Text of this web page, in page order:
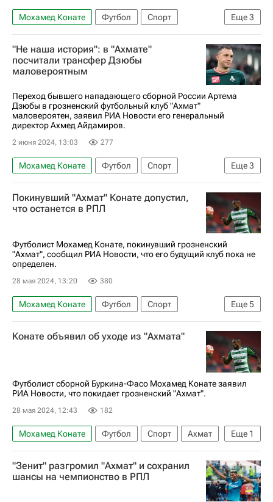
Антон Шунин
Маринато Гилерме
РПЛ 2026-2027 (Чемпионат России по футболу)
Трансферы в РПЛ
Еще3
Мохамед Конате Футбол
Спорт
Россия
Дмитрий Селюк Ахмат
"Не наша история": в "Ахмате"
посчитали трансфер Дзюбы
маловероятным
Переход бывшего нападающего сборной России Артема
Дзюбы в грозненский футбольный клуб "Ахмат"
маловероятен, заявил РИА Новости его генеральный
директор Ахмед Айдамиров.
2 июня 2024, 13:03 277
Еще3
Мохамед Конате Футбол
Спорт
Артём Дзюба
Ахмат Локомотив (Москва)
Покинувший "Ахмат" Конате допустил,
что останется в РПЛ
Футболист Мохамед Конате, покинувший грозненский
"Ахмат", сообщил РИА Новости, что его будущий клуб пока не
определен.
28 мая 2024, 13:20 380
Еще5
Мохамед Конате Футбол
Спорт
Олимпийские игры
Россия
Ахмат
Локомотив (Москва)
Динамо Москва
Конате объявил об уходе из "Ахмата"
Футболист сборной Буркина-Фасо Мохамед Конате заявил
РИА Новости, что покидает грозненский "Ахмат".
28 мая 2024, 12:43 182
Еще 1
Мохамед Конате Футбол Спорт
Ахмат
Россия
"Зенит" разгромил "Ахмат" и сохранил
шансы на чемпионство в РПЛ